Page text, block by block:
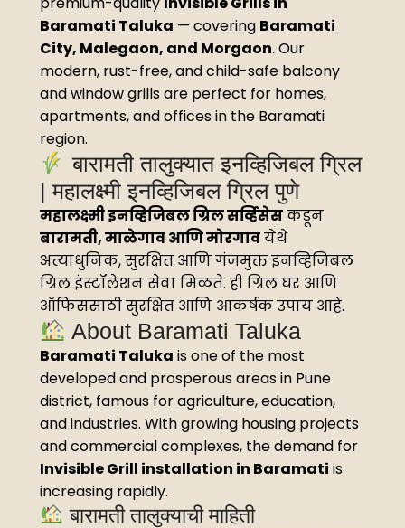
Baramati Taluka — covering Baramati
City, Malegaon, and Morgaon. Our
modern, rust-free, and child-safe balcony
and window grills are perfect for homes,
apartments, and offices in the Baramati
region.
बारामती तालुक्यात इनव्हिजिबल ग्रिल
| महालक्ष्मी इनव्हिजिबल ग्रिल पुणे
महालक्ष्मी इनव्हिजिबल ग्रिल सर्व्हिसेसकडून
बारामती, माळेगाव आणि मोरगावयेथे
अत्याधुनिक, सुरक्षित आणि गंजमुक्त इनव्हिजिबल
ग्रिल इंस्टॉलेशन सेवा मिळते. ही ग्रिल घर आणि
ऑफिससाठी सुरक्षित आणि आकर्षक उपाय आहे.
About Baramati Taluka
Baramati Taluka is one of the most
developed and prosperous areas in Pune
district, famous for agriculture, education,
and industries. With growing housing projects
and commercial complexes, the demand for
Invisible Grill installation in Baramati is
increasing rapidly.
बारामती तालुक्याची माहिती